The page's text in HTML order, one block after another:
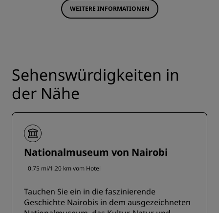
WEITERE INFORMATIONEN
Sehenswürdigkeiten in
der Nähe
Nationalmuseum von Nairobi
0.75 mi/1.20 km vom Hotel
Tauchen Sie ein in die faszinierende
Geschichte Nairobis in dem ausgezeichneten